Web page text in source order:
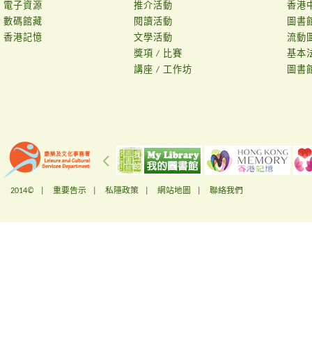
電子資源
數碼館藏
香港記憶
推介活動
閱讀活動
文學活動
獎項 / 比賽
講座 / 工作坊
香港
圖書
流動
基本
圖書
2014© | 重要告示 私隱政策 網站地圖 聯絡我們